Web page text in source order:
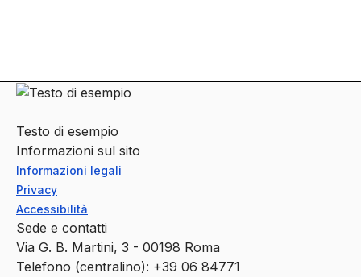
Testo di esempio
Informazioni sul sito
Informazioni legali
Privacy
Accessibilità
Sede e contatti
Via G. B. Martini, 3 - 00198 Roma
Telefono (centralino): +39 06 84771